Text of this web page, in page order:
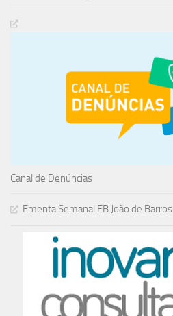
Canal de Denúncias
Ementa Semanal EB João de Barros